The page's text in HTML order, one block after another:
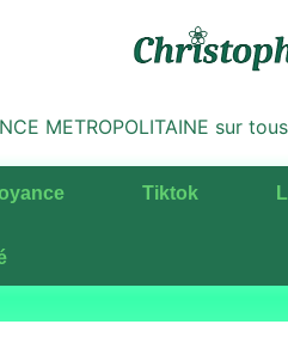
METROPOLITAINE sur
Tiktok